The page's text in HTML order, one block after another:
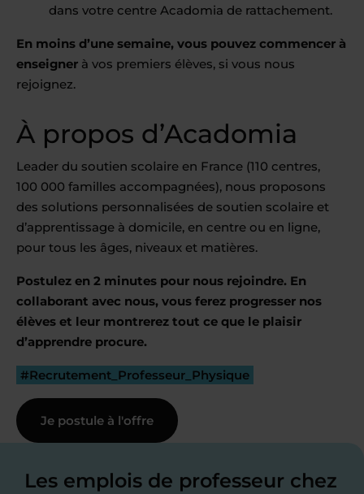
dans votre centre Acadomia de rattachement.
En moins d’une semaine, vous pouvez commencer à
enseigner à vos premiers élèves, si vous nous
rejoignez.
À propos d’Acadomia
Leader du soutien scolaire en France (110 centres,
100 000 familles accompagnées), nous proposons
des solutions personnalisées de soutien scolaire et
d’apprentissage à domicile, en centre ou en ligne,
pour tous les âges, niveaux et matières.
Postulez en 2 minutes pour nous rejoindre. En
collaborant avec nous, vous ferez progresser nos
élèves et leur montrerez tout ce que le plaisir
d’apprendre procure.
#Recrutement_Professeur_Physique
Je postule à l'offre
Les emplois de professeur chez